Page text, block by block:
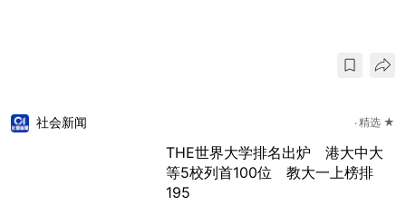
社会新闻 精选 ★
THE世界大学排名出炉 港大中大
等5校列首100位 教大一上榜排
195